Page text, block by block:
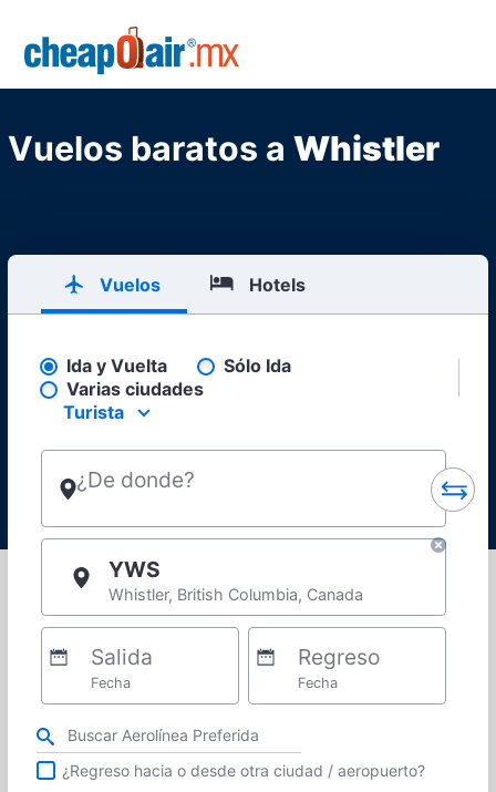
Skip to main content
Vuelos baratos a Whistler
Vuelos Hotels
Pick your flight type
Ida y Vuelta
Sólo Ida
Varias ciudades
Select your preferred seating class.
Turista
¿De donde?
YWS
Whistler, British Columbia, Canada
Salida
Fecha
Regreso
Fecha
Refina tu búsqueda por aerolínea, ciudad o aeropuerto o vuelos directos
¿Regreso hacia o desde otra ciudad / aeropuerto?